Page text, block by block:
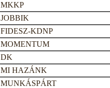
MKKP
JOBBIK
FIDESZ-KDNP
MOMENTUM
DK
MI HAZÁNK
MUNKÁSPÁRT